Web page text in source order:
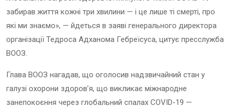
забирав життя кожні три хвилини — і це лише ті смерті, про
які ми знаємо», — йдеться в заяві генерального директора
організації Тедроса Адханома Гебреїсуса, цитує пресслужба
ВООЗ.
Глава ВООЗ нагадав, що оголосив надзвичайний стан у
галузі охорони здоров’я, що викликає міжнародне
занепокоєння через глобальний спалах COVID-19 —